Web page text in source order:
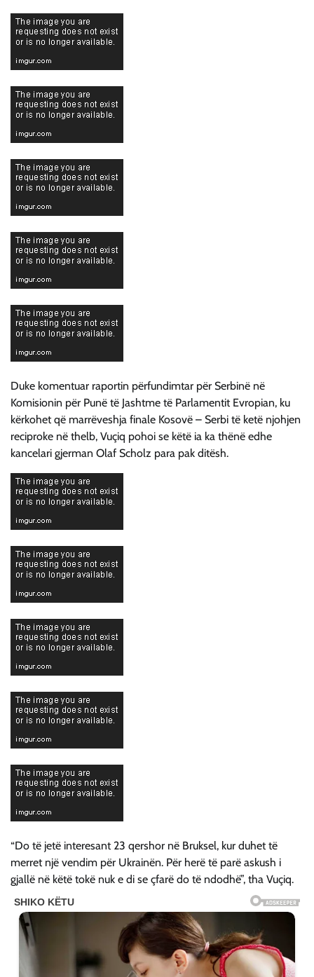
Duke komentuar raportin përfundimtar për Serbinë në
Komisionin për Punë të Jashtme të Parlamentit Evropian, ku
kërkohet që marrëveshja finale Kosovë – Serbi të ketë njohjen
reciproke në thelb, Vuçiq pohoi se këtë ia ka thënë edhe
kancelari gjerman Olaf Scholz para pak ditësh.
“Do të jetë interesant 23 qershor në Bruksel, kur duhet të
merret një vendim për Ukrainën. Për herë të parë askush i
gjallë në këtë tokë nuk e di se çfarë do të ndodhë”, tha Vuçiq.